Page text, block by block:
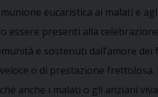
eucaristica ai malati e
essere presenti alla
e sostenuti dall’amore dei
o di prestazione
anche i malati o gli anziani